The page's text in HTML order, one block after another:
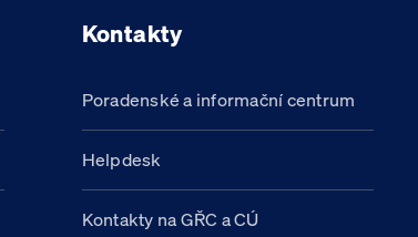
Kontakty
Poradenské a informační centrum
Helpdesk
Kontakty na GŘC a CÚ